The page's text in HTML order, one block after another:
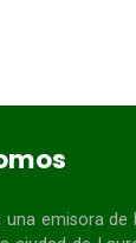
emisora de